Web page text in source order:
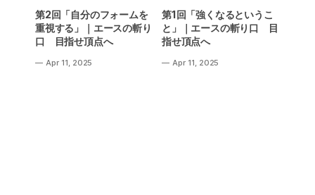
第2回「自分のフォームを
重視する」｜エースの斬り
口 目指せ頂点へ
Apr 11, 2025
第1回「強くなるというこ
と」｜エースの斬り口 目
指せ頂点へ
Apr 11, 2025